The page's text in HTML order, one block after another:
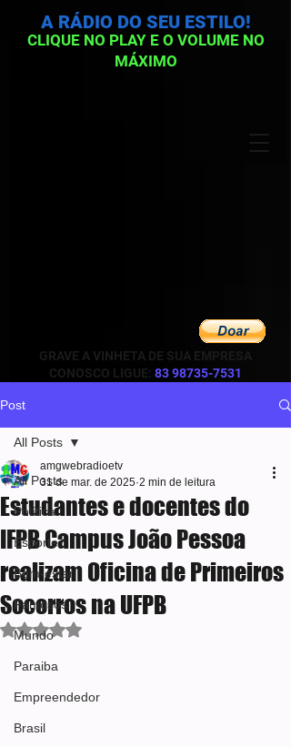
GRAVE A VINHETA DE SUA EMPRESA
CONOSCO LIGUE: 83 98735-7531
CLIQUE NO PLAY E O VOLUME NO
MÁXIMO
A RÁDIO DO SEU ESTILO!
Post
All Posts
Política
Esporte
Bem-estar
Famosos
Mundo
Paraiba
Empreendedor
Brasil
All Posts
Estudantes e docentes do
IFPB Campus João Pessoa
realizam Oficina de Primeiros
Socorros na UFPB
amgwebradioetv
31 de mar. de 2025 2 min de leitura
Avaliado com NaN de 5 estrelas.